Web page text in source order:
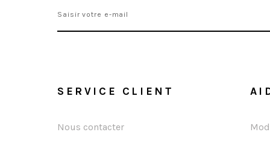
SERVICE CLIENT
Nous contacter